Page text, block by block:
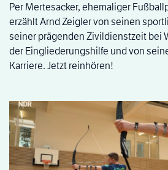
Per Mertesacker, ehemaliger
erzählt Arnd Zeigler von seinen
seiner prägenden Zivildienstzeit bei
der Eingliederungshilfe und von
Karriere. Jetzt reinhören!